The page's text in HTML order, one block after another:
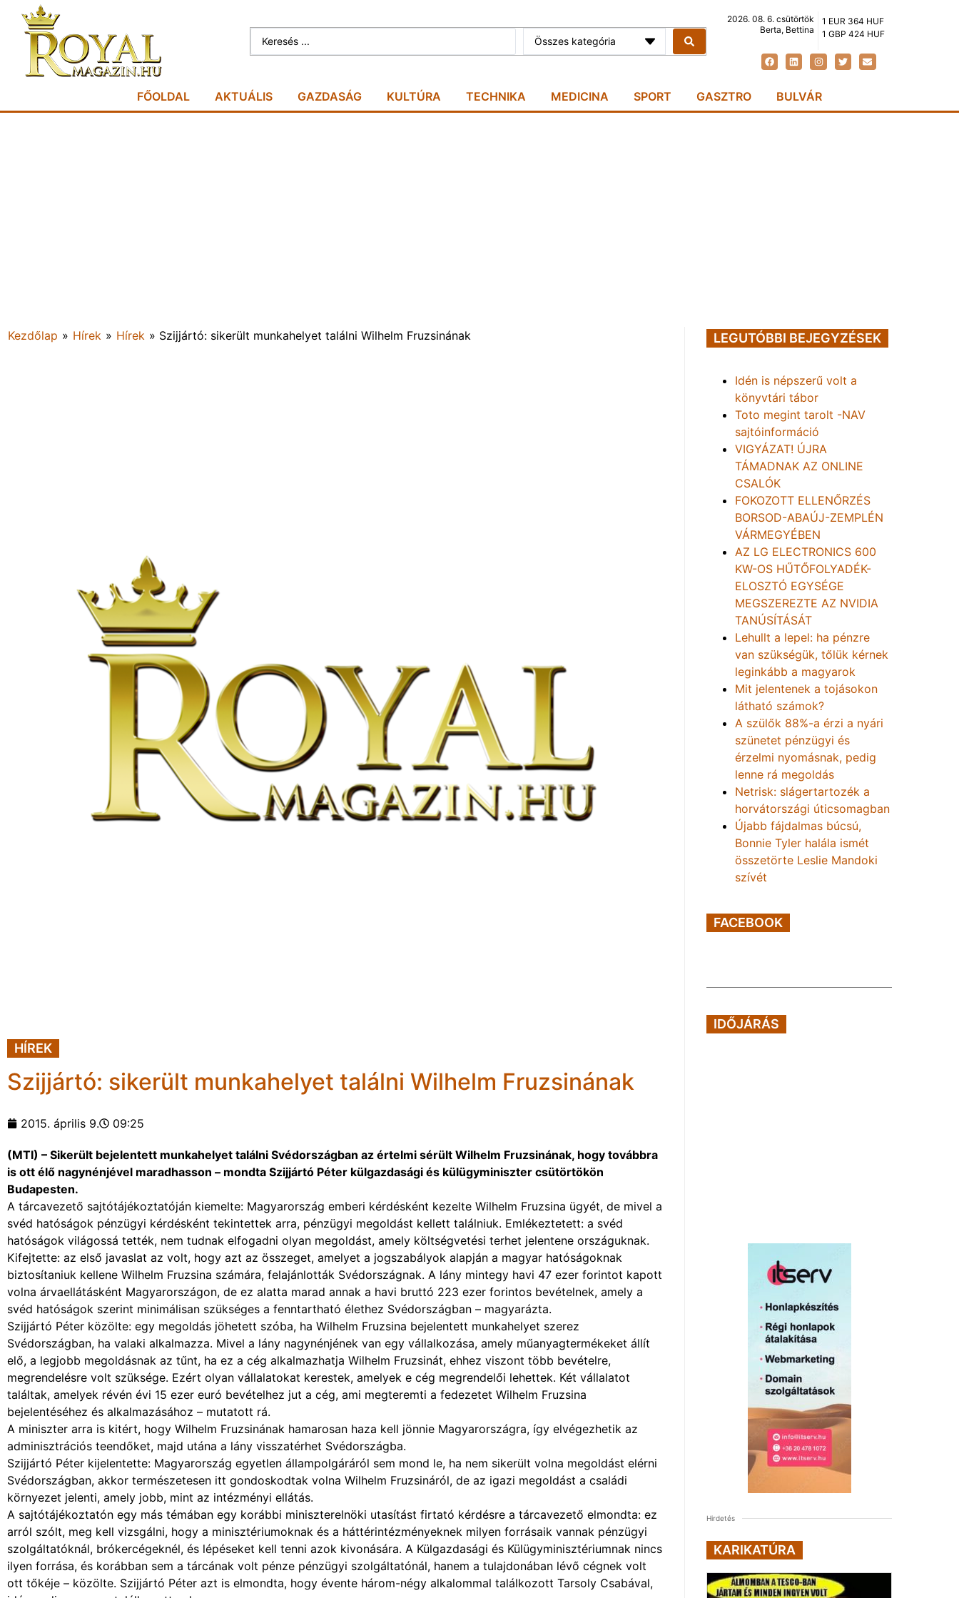
Összes kategória
2026. 08. 6. csütörtök
Berta, Bettina
1 EUR 364 HUF
1 GBP 424 HUF
FŐOLDAL AKTUÁLIS GAZDASÁG KULTÚRA TECHNIKA MEDICINA SPORT GASZTRO BULVÁR
Kezdőlap » Hírek » Hírek » Szijjártó: sikerült munkahelyet találni Wilhelm Fruzsinának
HÍREK
Szijjártó: sikerült munkahelyet találni Wilhelm Fruzsinának
2015. április 9. 09:25
(MTI) – Sikerült bejelentett munkahelyet találni Svédországban az értelmi sérült Wilhelm Fruzsinának, hogy továbbra
is ott élő nagynénjével maradhasson – mondta Szijjártó Péter külgazdasági és külügyminiszter csütörtökön
Budapesten.
A tárcavezető sajtótájékoztatóján kiemelte: Magyarország emberi kérdésként kezelte Wilhelm Fruzsina ügyét, de mivel a
svéd hatóságok pénzügyi kérdésként tekintettek arra, pénzügyi megoldást kellett találniuk. Emlékeztetett: a svéd
hatóságok világossá tették, nem tudnak elfogadni olyan megoldást, amely költségvetési terhet jelentene országuknak.
Kifejtette: az első javaslat az volt, hogy azt az összeget, amelyet a jogszabályok alapján a magyar hatóságoknak
biztosítaniuk kellene Wilhelm Fruzsina számára, felajánlották Svédországnak. A lány mintegy havi 47 ezer forintot kapott
volna árvaellátásként Magyarországon, de ez alatta marad annak a havi bruttó 223 ezer forintos bevételnek, amely a
svéd hatóságok szerint minimálisan szükséges a fenntartható élethez Svédországban – magyarázta.
Szijjártó Péter közölte: egy megoldás jöhetett szóba, ha Wilhelm Fruzsina bejelentett munkahelyet szerez
Svédországban, ha valaki alkalmazza. Mivel a lány nagynénjének van egy vállalkozása, amely műanyagtermékeket állít
elő, a legjobb megoldásnak az tűnt, ha ez a cég alkalmazhatja Wilhelm Fruzsinát, ehhez viszont több bevételre,
megrendelésre volt szüksége. Ezért olyan vállalatokat kerestek, amelyek e cég megrendelői lehettek. Két vállalatot
találtak, amelyek révén évi 15 ezer euró bevételhez jut a cég, ami megteremti a fedezetet Wilhelm Fruzsina
bejelentéséhez és alkalmazásához – mutatott rá.
A miniszter arra is kitért, hogy Wilhelm Fruzsinának hamarosan haza kell jönnie Magyarországra, így elvégezhetik az
adminisztrációs teendőket, majd utána a lány visszatérhet Svédországba.
Szijjártó Péter kijelentette: Magyarország egyetlen állampolgáráról sem mond le, ha nem sikerült volna megoldást elérni
Svédországban, akkor természetesen itt gondoskodtak volna Wilhelm Fruzsináról, de az igazi megoldást a családi
környezet jelenti, amely jobb, mint az intézményi ellátás.
A sajtótájékoztatón egy más témában egy korábbi miniszterelnöki utasítást firtató kérdésre a tárcavezető elmondta: ez
arról szólt, meg kell vizsgálni, hogy a minisztériumoknak és a háttérintézményeknek milyen forrásaik vannak pénzügyi
szolgáltatóknál, brókercégeknél, és lépéseket kell tenni azok kivonására. A Külgazdasági és Külügyminisztériumnak nincs
ilyen forrása, és korábban sem a tárcának volt pénze pénzügyi szolgáltatónál, hanem a tulajdonában lévő cégnek volt
ott tőkéje – közölte. Szijjártó Péter azt is elmondta, hogy évente három-négy alkalommal találkozott Tarsoly Csabával,
LEGUTÓBBI BEJEGYZÉSEK
Idén is népszerű volt a
könyvtári tábor
Toto megint tarolt -NAV
sajtóinformáció
VIGYÁZAT! ÚJRA
TÁMADNAK AZ ONLINE
CSALÓK
FOKOZOTT ELLENŐRZÉS
BORSOD-ABAÚJ-ZEMPLÉN
VÁRMEGYÉBEN
AZ LG ELECTRONICS 600
KW-OS HŰTŐFOLYADÉK-
ELOSZTÓ EGYSÉGE
MEGSZEREZTE AZ NVIDIA
TANÚSÍTÁSÁT
Lehullt a lepel: ha pénzre
van szükségük, tőlük kérnek
leginkább a magyarok
Mit jelentenek a tojásokon
látható számok?
A szülők 88%-a érzi a nyári
szünetet pénzügyi és
érzelmi nyomásnak, pedig
lenne rá megoldás
Netrisk: slágertartozék a
horvátországi úticsomagban
Újabb fájdalmas búcsú,
Bonnie Tyler halála ismét
összetörte Leslie Mandoki
szívét
FACEBOOK
IDŐJÁRÁS
Hirdetés
KARIKATÚRA